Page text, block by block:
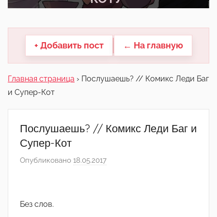
другие.
+ Добавить пост ← На главную
Главная страница › Послушаешь? // Комикс Леди Баг
и Супер-Кот
Послушаешь? // Комикс Леди Баг и
Супер-Кот
Опубликовано 18.05.2017
Без слов.